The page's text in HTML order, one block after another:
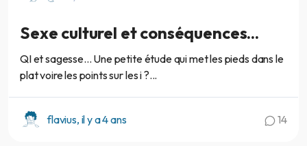
Sexe culturel et conséquences...
QI et sagesse... Une petite étude qui met les pieds dans le
plat voire les points sur les i ?...
flavius, il y a 4 ans 14